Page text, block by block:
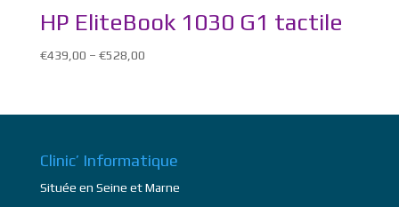
HP EliteBook 1030 G1 tactile
€439,00 – €528,00
Clinic’ Informatique
Située en Seine et Marne